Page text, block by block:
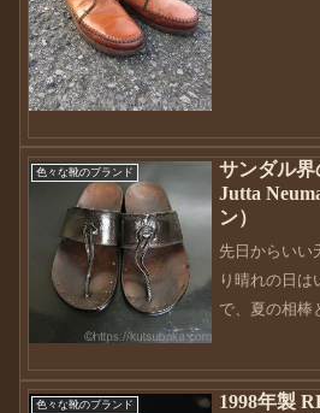
色々な靴のブランド
サンダル
Jutta
ン）
先日からいい
り晴れの日は
で、夏の相棒
が、今回は夏
ンテナンスし
色々な靴のブランド
1998年製